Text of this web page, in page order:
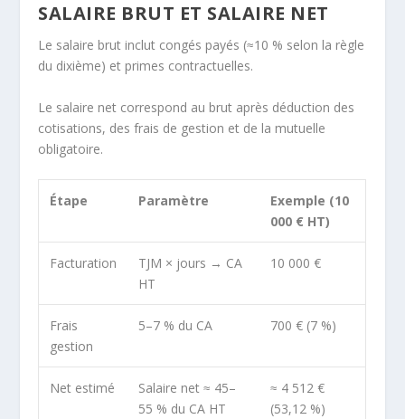
SALAIRE BRUT ET SALAIRE NET
Le salaire brut inclut congés payés (≈10 % selon la règle
du dixième) et primes contractuelles.
Le salaire net correspond au brut après déduction des
cotisations, des frais de gestion et de la mutuelle
obligatoire.
Étape Paramètre
Exemple (10
000 € HT)
Facturation
TJM × jours → CA
HT
10 000 €
Frais
gestion
5–7 % du CA 700 € (7 %)
Net estimé
Salaire net ≈ 45–
55 % du CA HT
≈ 4 512 €
(53,12 %)